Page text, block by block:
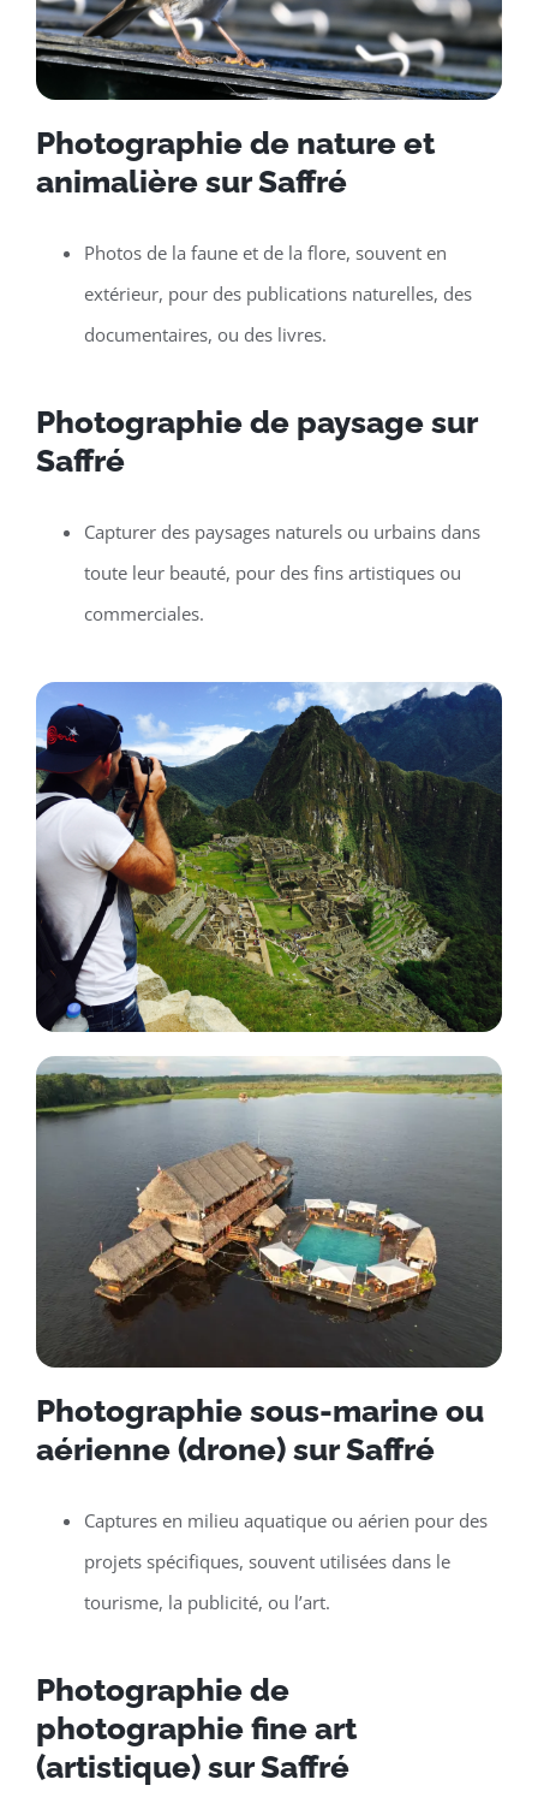
Photographie de nature et
animalière sur Saffré
Photos de la faune et de la flore, souvent en
extérieur, pour des publications naturelles, des
documentaires, ou des livres.
Photographie de paysage sur
Saffré
Capturer des paysages naturels ou urbains dans
toute leur beauté, pour des fins artistiques ou
commerciales.
Photographie sous-marine ou
aérienne (drone) sur Saffré
Captures en milieu aquatique ou aérien pour des
projets spécifiques, souvent utilisées dans le
tourisme, la publicité, ou l’art.
Photographie de
photographie fine art
(artistique) sur Saffré